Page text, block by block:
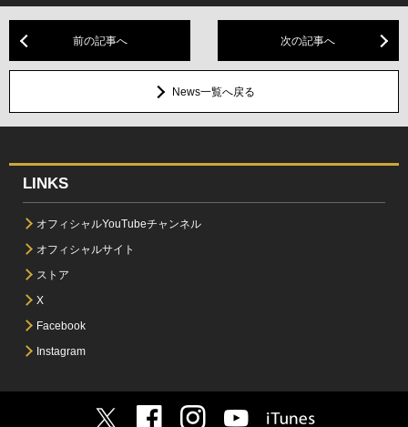
前の記事へ 次の記事へ
News一覧へ戻る
LINKS
オフィシャルYouTubeチャンネル
オフィシャルサイト
ストア
X
Facebook
Instagram